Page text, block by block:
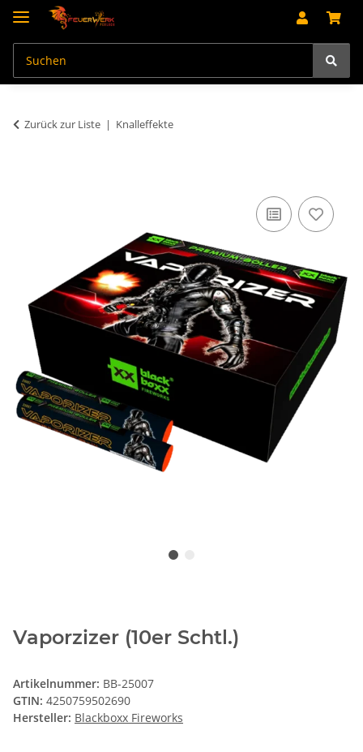
Zurück zur Liste Knalleffekte
An dieser Stelle findest Du Inhalte von Drittanbietern (Youtube).
Möchtest Du Inhalte von Drittanbietern angezeigt bekommen, klicke
bitte in den Einstellungen zur Privatssphäre "Alle akzeptieren" und
lade anschließend die Seite neu.
Vaporzizer (10er Schtl.)
Artikelnummer: BB-25007
GTIN: 4250759502690
Hersteller: Blackboxx Fireworks